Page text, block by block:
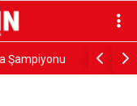
Şampiyonu Gazeteci